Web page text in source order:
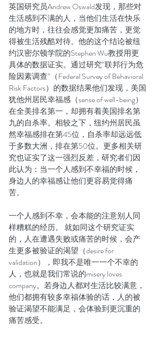
英国研究员Andrew Oswald发现，那些对
生活感到不满的人，当他们生活在快乐
的地方时，往往会感觉更加痛苦，更觉
得被生活残酷对待。他的这个结论被纽
约汉密尔顿学院的Stephen Wu教授用更
具体的数据证实。通过研究“联邦行为危
险因素调查”（Federal Survey of Behavioral
Risk Factors）的数据结果他们发现，美国
犹他州居民幸福感（sense of well-being）
在全美排名第一，却拥有着美国排名第
九的自杀率。相较之下，纽约州居民虽
然幸福感排在第45位，自杀率却远远低
于多数大洲，排在第50位。更多相关研
究也证实了这一强烈反差，研究者们因
此认为：当一个人感到不幸福的时候，
身边人的幸福感让他们更容易觉得痛
苦。
一个人感到不幸，会本能的注意别人同
样糟糕的经历。 就如同这个研究证实
的，人在遭遇失败或痛苦的时候，会产
生更多被验证的渴望（desire for
validation），即我不是唯一一个不幸的
人，也就是我们常说的misery loves
company。若身边人都对生活比较满意，
他们都拥有较多幸福体验的话，人的被
验证渴望不能满足，会体验到更沉重的
痛苦感受。